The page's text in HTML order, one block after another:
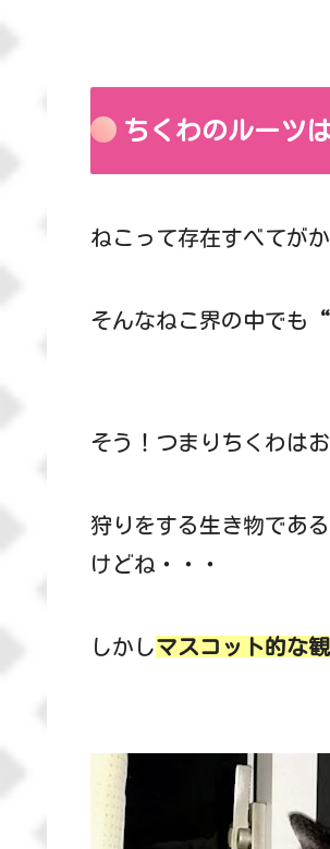
ちくわのルーツ
ねこって存在すべてが
そんなねこ界の中でも
そう！つまりちくわは
狩りをする生き物であ
けどね・・・
しかしマスコット的な